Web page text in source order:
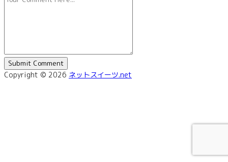
Copyright © 2026 ネットスイーツ.net